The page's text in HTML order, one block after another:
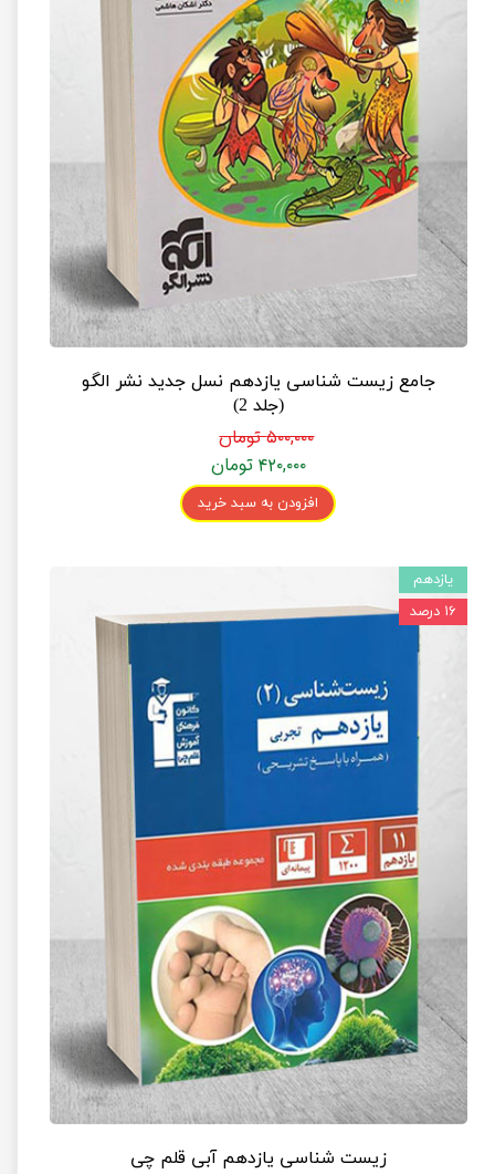
جامع زیست شناسی یازدهم نسل جدید نشر الگو
(جلد 2)
۵۰۰,۰۰۰ تومان
۴۲۰,۰۰۰ تومان
افزودن به سبد خرید
زیست شناسی یازدهم آبی قلم چی
یازدهم
۱۶ درصد